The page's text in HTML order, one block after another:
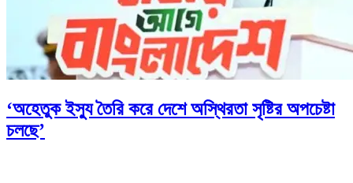
‘অহেতুক ইস্যু তৈরি করে দেশে অস্থিরতা সৃষ্টির অপচেষ্টা
চলছে’